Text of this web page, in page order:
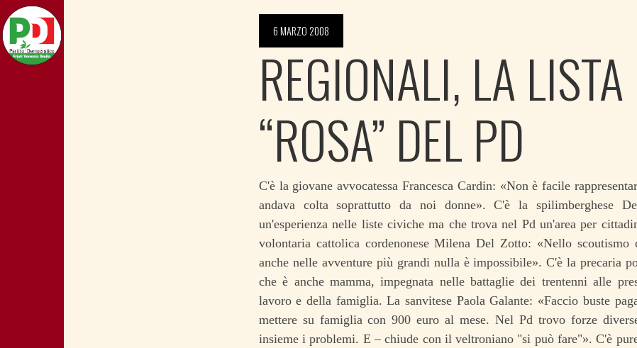
6 MARZO 2008
REGIONALI, LA LISTA
“ROSA” DEL PD
C'è la giovane avvocatessa Francesca Cardin: «Non è facile
andava colta soprattutto da noi donne». C'è la spilimberghese
un'esperienza nelle liste civiche ma che trova nel Pd un'area per
volontaria cattolica cordenonese Milena Del Zotto: «Nello scoutismo
anche nelle avventure più grandi nulla è impossibile». C'è la precaria
che è anche mamma, impegnata nelle battaglie dei trentenni alle
lavoro e della famiglia. La sanvitese Paola Galante: «Faccio buste
mettere su famiglia con 900 euro al mese. Nel Pd trovo forze
insieme i problemi. E – chiude con il veltroniano "si può fare"». C'è pure